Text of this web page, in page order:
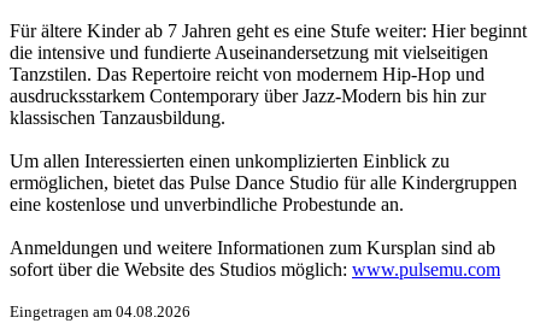
Für ältere Kinder ab 7 Jahren geht es eine Stufe weiter: Hier beginnt
die intensive und fundierte Auseinandersetzung mit vielseitigen
Tanzstilen. Das Repertoire reicht von modernem Hip-Hop und
ausdrucksstarkem Contemporary über Jazz-Modern bis hin zur
klassischen Tanzausbildung.
Um allen Interessierten einen unkomplizierten Einblick zu
ermöglichen, bietet das Pulse Dance Studio für alle Kindergruppen
eine kostenlose und unverbindliche Probestunde an.
Anmeldungen und weitere Informationen zum Kursplan sind ab
sofort über die Website des Studios möglich: www.pulsemu.com
Eingetragen am 04.08.2026